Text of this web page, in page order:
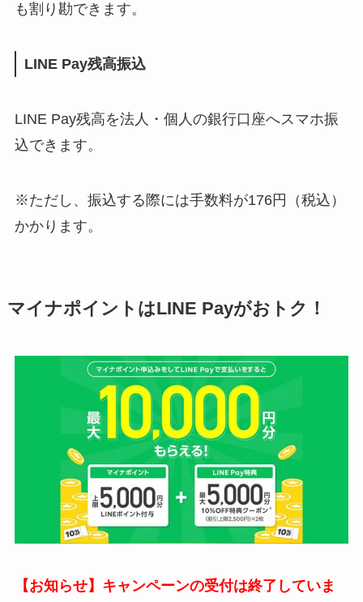
も割り勘できます。
LINE Pay残高振込
LINE Pay残高を法人・個人の銀行口座へスマホ振
込できます。
※ただし、振込する際には手数料が176円（税込）
かかります。
マイナポイントはLINE Payがおトク！
【お知らせ】キャンペーンの受付は終了していま